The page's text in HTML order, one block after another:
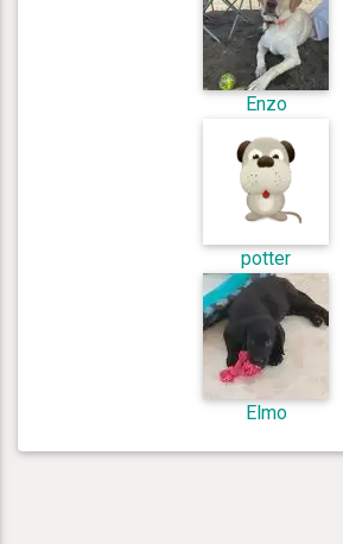
Enzo
potter
Elmo